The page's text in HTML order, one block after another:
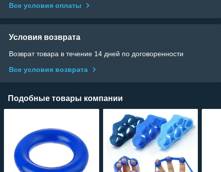
Все условия оплаты
Условия возврата
Возврат товара в течение 14 дней по договоренности
Все условия возврата
Подобные товары компании